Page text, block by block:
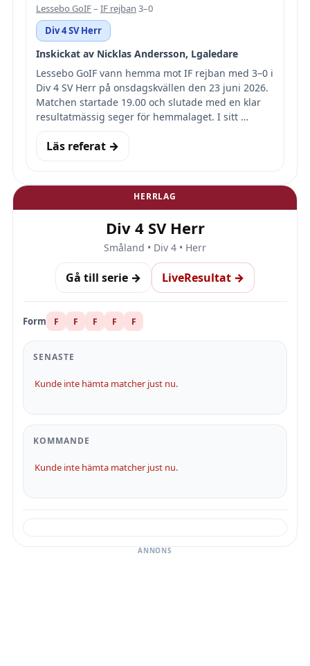
Lessebo GoIF– IF rejban 3–0
Div 4 SV Herr
Inskickat av Nicklas Andersson, Lgaledare
Lessebo GoIF vann hemma mot IF rejban med 3–0 i
Div 4 SV Herr på onsdagskvällen den 23 juni 2026.
Matchen startade 19.00 och slutade med en klar
resultatmässig seger för hemmalaget. I sitt …
Läs referat →
HERRLAG
Div 4 SV Herr
Småland • Div 4 • Herr
Gå till serie → LiveResultat →
Form F F F F F
SENASTE
Kunde inte hämta matcher just nu.
KOMMANDE
Kunde inte hämta matcher just nu.
ANNONS